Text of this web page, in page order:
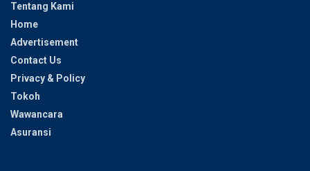
Tentang Kami
Home
Advertisement
Contact Us
Privacy & Policy
Tokoh
Wawancara
Asuransi